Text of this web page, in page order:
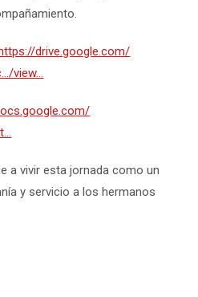
drive.google.com/
view…
a vivir esta jornada como un
y servicio a los hermanos